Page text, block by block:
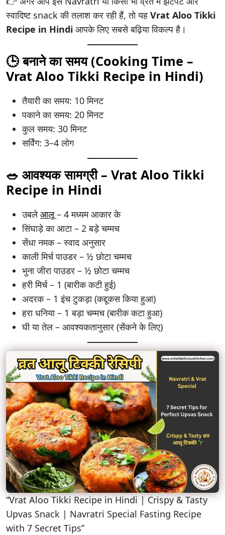
स्वादिष्ट snack की तलाश कर रही हैं, तो यह Vrat Aloo Tikki
Recipe in Hindi आपके लिए सबसे बढ़िया विकल्प है।
🕒 बनाने का समय (Cooking Time –
Vrat Aloo Tikki Recipe in Hindi)
तैयारी का समय: 10 मिनट
पकाने का समय: 20 मिनट
कुल समय: 30 मिनट
सर्विंग: 3–4 लोग
🥗 आवश्यक सामग्री – Vrat Aloo Tikki
Recipe in Hindi
उबले आलू – 4 मध्यम आकार के
सिंघाड़े का आटा – 2 बड़े चम्मच
सेंधा नमक – स्वाद अनुसार
काली मिर्च पाउडर – ½ छोटा चम्मच
भुना जीरा पाउडर – ½ छोटा चम्मच
हरी मिर्च – 1 (बारीक कटी हुई)
अदरक – 1 इंच टुकड़ा (कद्दूकस किया हुआ)
हरा धनिया – 1 बड़ा चम्मच (बारीक कटा हुआ)
घी या तेल – आवश्यकतानुसार (सेंकने के लिए)
“Vrat Aloo Tikki Recipe in Hindi | Crispy & Tasty
Upvas Snack | Navratri Special Fasting Recipe
with 7 Secret Tips”